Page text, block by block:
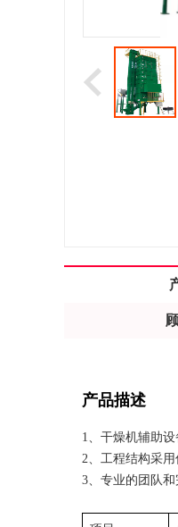
产品描述
1、干燥机辅助
2、工程结构采
3、专业的团队和